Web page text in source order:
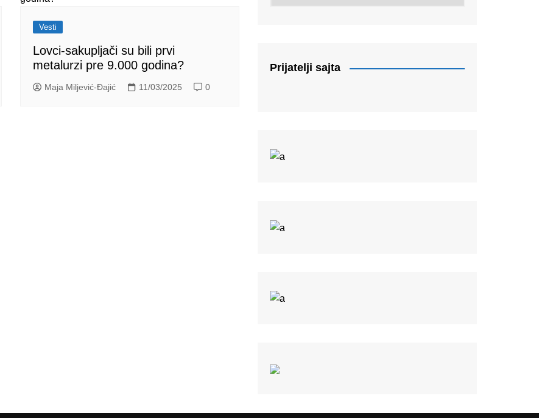
Vesti
Lovci-sakupljači su bili prvi
metalurzi pre 9.000 godina?
Maja Miljević-Đajić 11/03/2025 0
Prijatelji sajta